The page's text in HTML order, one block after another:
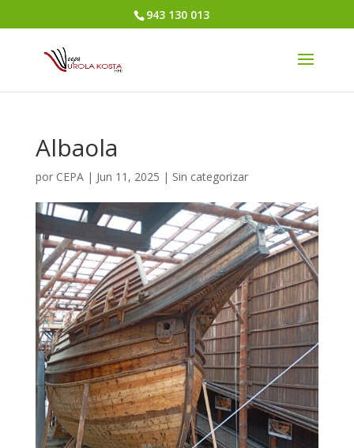
943 130 013
Albaola
por CEPA| Jun 11, 2025 | Sin categorizar